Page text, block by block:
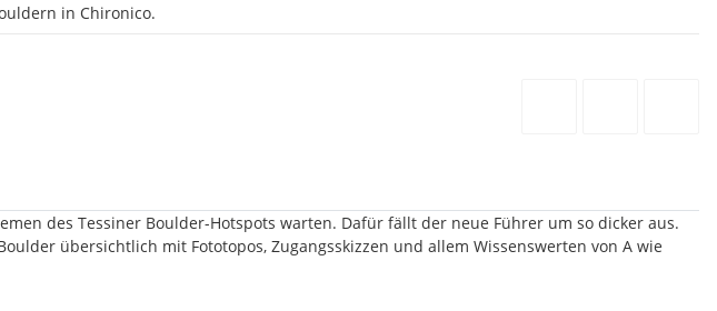
in Chironico.
des Tessiner Boulder-Hotspots warten. Dafür fällt der neue Führer um so dicker aus.
übersichtlich mit Fototopos, Zugangsskizzen und allem Wissenswerten von A wie